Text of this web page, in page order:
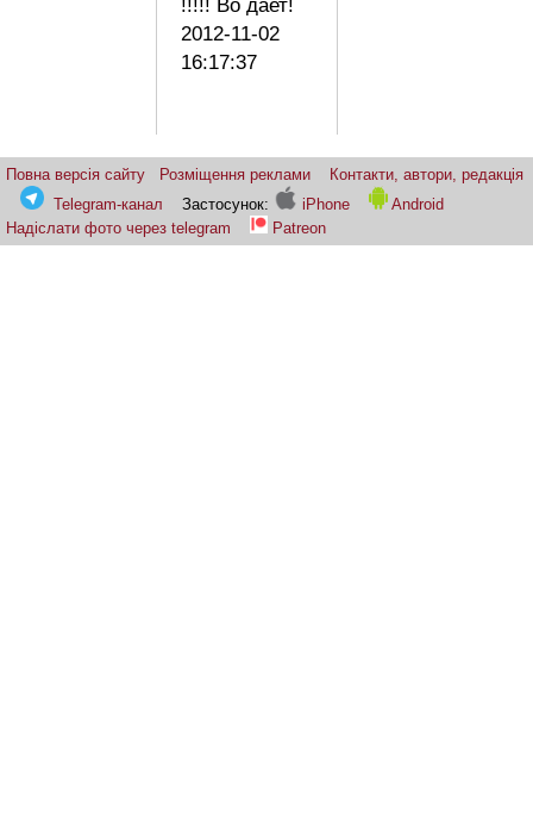
!!!!! Во дает!
2012-11-02
16:17:37
Повна версія сайту Розміщення реклами
Контакти, автори, редакція
Telegram-канал
Застосунок: iPhone
Android
Надіслати фото через telegram
Patreon